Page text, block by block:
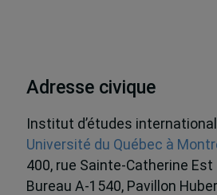
Adresse civique
Institut d’études
Université du Québec à
400, rue Sainte-Catherine Est
Bureau A-1540, Pavillon